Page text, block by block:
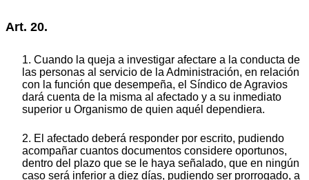
Art. 20.
1. Cuando la queja a investigar afectare a la conducta de
las personas al servicio de la Administración, en relación
con la función que desempeña, el Síndico de Agravios
dará cuenta de la misma al afectado y a su inmediato
superior u Organismo de quien aquél dependiera.
2. El afectado deberá responder por escrito, pudiendo
acompañar cuantos documentos considere oportunos,
dentro del plazo que se le haya señalado, que en ningún
caso será inferior a diez días, pudiendo ser prorrogado, a